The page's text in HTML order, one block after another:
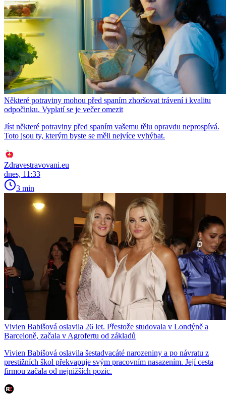
Některé potraviny mohou před spaním zhoršovat trávení i kvalitu
odpočinku. Vyplatí se je večer omezit
Jíst některé potraviny před spaním vašemu tělu opravdu neprospívá.
Toto jsou ty, kterým byste se měli nejvíce vyhýbat.
Zdravestravovani.eu
dnes, 11:33
3 min
Vivien Babišová oslavila 26 let. Přestože studovala v Londýně a
Barceloně, začala v Agrofertu od základů
Vivien Babišová oslavila šestadvacáté narozeniny a po návratu z
prestižních škol překvapuje svým pracovním nasazením. Její cesta
firmou začala od nejnižších pozic.